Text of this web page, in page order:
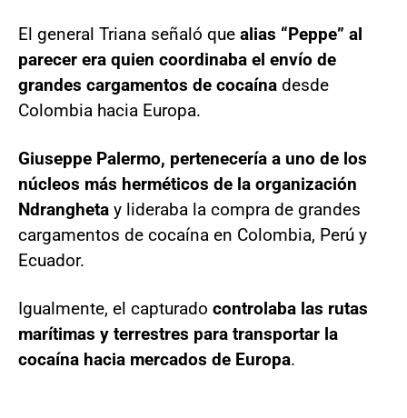
El general Triana señaló que alias “Peppe” al
parecer era quien coordinaba el envío de
grandes cargamentos de cocaína desde
Colombia hacia Europa.
Giuseppe Palermo, pertenecería a uno de los
núcleos más herméticos de la organización
Ndrangheta y lideraba la compra de grandes
cargamentos de cocaína en Colombia, Perú y
Ecuador.
Igualmente, el capturado controlaba las rutas
marítimas y terrestres para transportar la
cocaína hacia mercados de Europa.